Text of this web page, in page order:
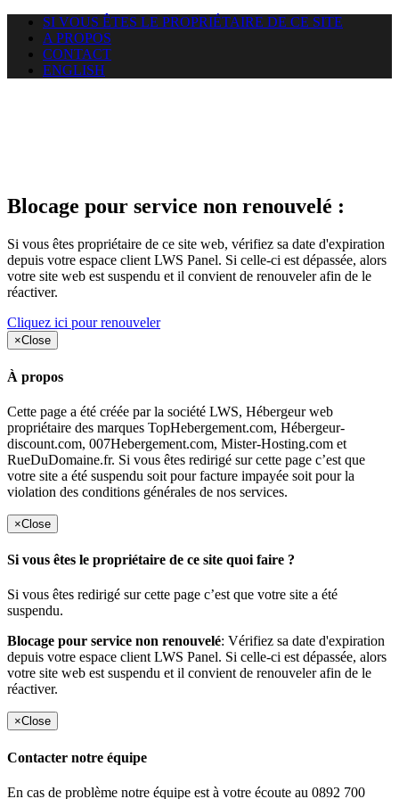
SI VOUS ÊTES LE PROPRIÉTAIRE DE CE SITE
A PROPOS
CONTACT
ENGLISH
Blocage pour service non renouvelé :
Si vous êtes propriétaire de ce site web, vérifiez sa date d'expiration
depuis votre espace client LWS Panel. Si celle-ci est dépassée, alors
votre site web est suspendu et il convient de renouveler afin de le
réactiver.
Cliquez ici pour renouveler
×Close
À propos
Cette page a été créée par la société LWS, Hébergeur web
propriétaire des marques TopHebergement.com, Hébergeur-
discount.com, 007Hebergement.com, Mister-Hosting.com et
RueDuDomaine.fr. Si vous êtes redirigé sur cette page c’est que
votre site a été suspendu soit pour facture impayée soit pour la
violation des conditions générales de nos services.
×Close
Si vous êtes le propriétaire de ce site quoi faire ?
Si vous êtes redirigé sur cette page c’est que votre site a été
suspendu.
Blocage pour service non renouvelé: Vérifiez sa date d'expiration
depuis votre espace client LWS Panel. Si celle-ci est dépassée, alors
votre site web est suspendu et il convient de renouveler afin de le
réactiver.
×Close
Contacter notre équipe
En cas de problème notre équipe est à votre écoute au 0892 700